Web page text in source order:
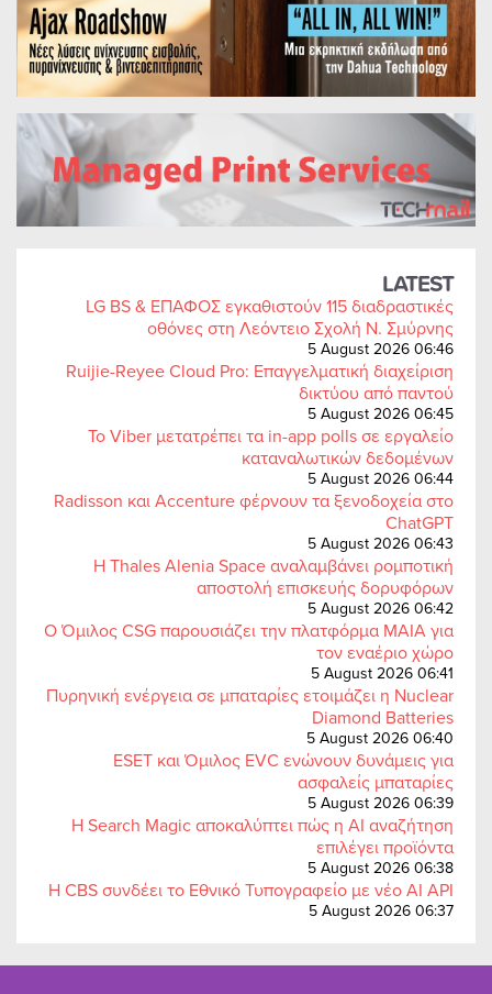
LATEST
LG BS & ΕΠΑΦΟΣ εγκαθιστούν 115 διαδραστικές
οθόνες στη Λεόντειο Σχολή Ν. Σμύρνης
5 August 2026 06:46
Ruijie-Reyee Cloud Pro: Επαγγελματική διαχείριση
δικτύου από παντού
5 August 2026 06:45
Το Viber μετατρέπει τα in-app polls σε εργαλείο
καταναλωτικών δεδομένων
5 August 2026 06:44
Radisson και Accenture φέρνουν τα ξενοδοχεία στο
ChatGPT
5 August 2026 06:43
Η Thales Alenia Space αναλαμβάνει ρομποτική
αποστολή επισκευής δορυφόρων
5 August 2026 06:42
Ο Όμιλος CSG παρουσιάζει την πλατφόρμα MAIA για
τον εναέριο χώρο
5 August 2026 06:41
Πυρηνική ενέργεια σε μπαταρίες ετοιμάζει η Nuclear
Diamond Batteries
5 August 2026 06:40
ESET και Όμιλος EVC ενώνουν δυνάμεις για
ασφαλείς μπαταρίες
5 August 2026 06:39
Η Search Magic αποκαλύπτει πώς η AI αναζήτηση
επιλέγει προϊόντα
5 August 2026 06:38
Η CBS συνδέει το Εθνικό Τυπογραφείο με νέο AI API
5 August 2026 06:37